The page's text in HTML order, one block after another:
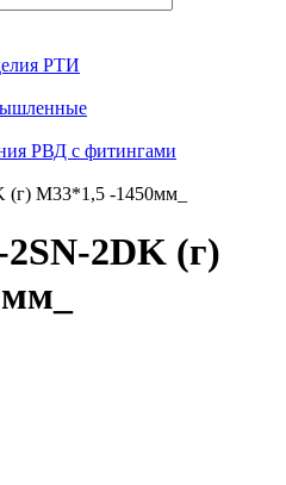
РТИ
РВД с фитингами
М33*1,5 -1450мм_
2DK (г)